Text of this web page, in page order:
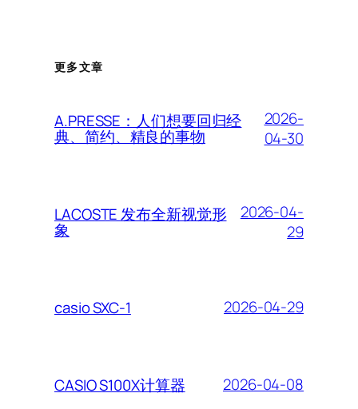
更多文章
A.PRESSE：人们想要回归经
典、简约、精良的事物
2026-
04-30
LACOSTE 发布全新视觉形
象
2026-04-
29
casio SXC-1 2026-04-29
CASIO S100X计算器 2026-04-08